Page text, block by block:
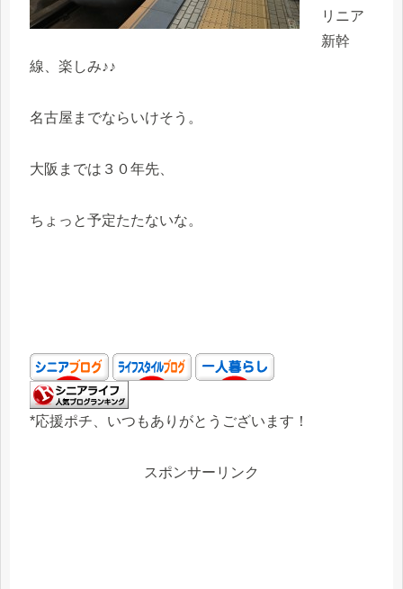
リニア
新幹
線、楽しみ♪♪
名古屋までならいけそう。
大阪までは３０年先、
ちょっと予定たたないな。
*応援ポチ、いつもありがとうございます！
スポンサーリンク